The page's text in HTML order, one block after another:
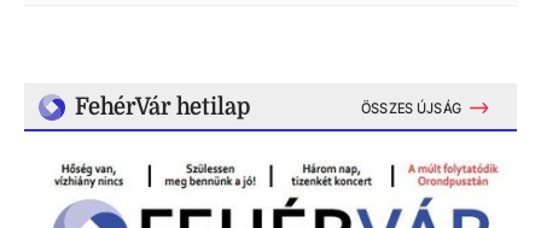
FehérVár hetilap ÖSSZES ÚJSÁG